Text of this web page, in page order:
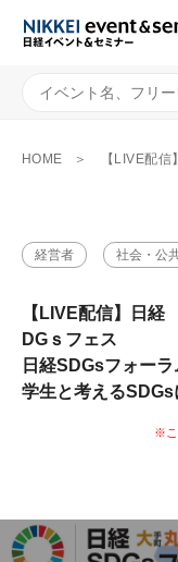
HOME 【LIVE配信】日経 大手町 丸
経営者 社会・公
【LIVE配信】日
DGｓフェス
日経SDGsフォー
学生と考える